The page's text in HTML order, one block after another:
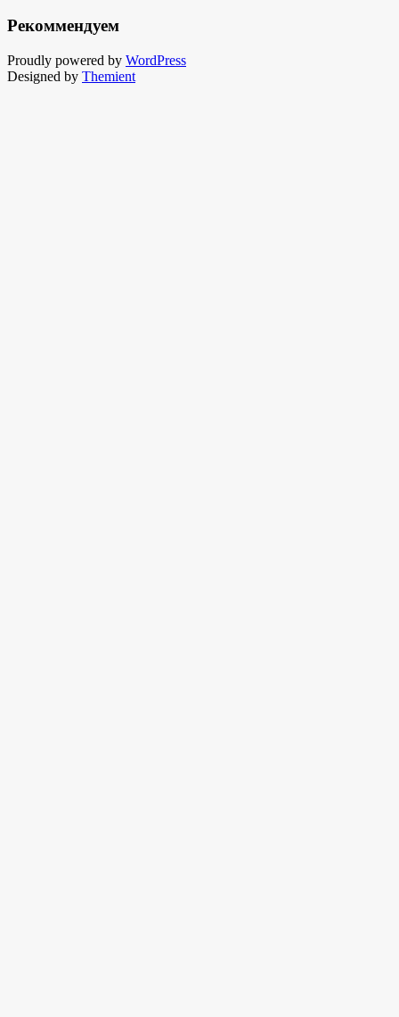
Рекоммендуем
Proudly powered by WordPress
Designed by Themient